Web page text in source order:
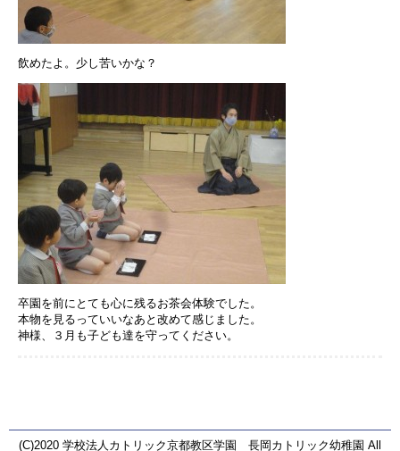
飲めたよ。少し苦いかな？
卒園を前にとても心に残るお茶会体験でした。
本物を見るっていいなあと改めて感じました。
神様、３月も子ども達を守ってください。
(C)2020 学校法人カトリック京都教区学園 長岡カトリック幼稚園 All